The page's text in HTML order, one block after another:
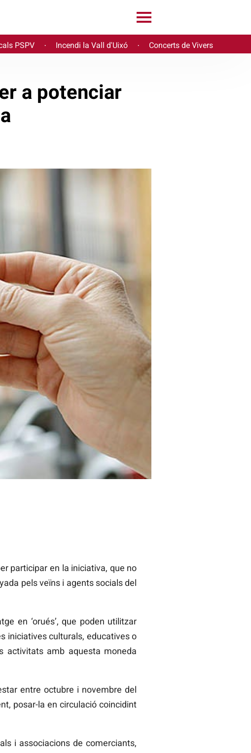
PSPV · Incendi la Vall d'Uixó · Concerts de Vivers
a potenciar
participar en la iniciativa, que no
pels veïns i agents socials del
en ‘orués’, que poden utilitzar
iniciatives culturals, educatives o
activitats amb aquesta moneda
entre octubre i novembre del
posar-la en circulació coincidint
i associacions de comerciants,